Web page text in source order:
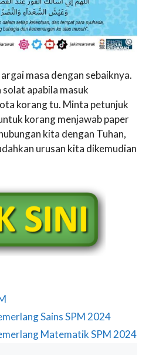
masa dengan sebaiknya.
apabila masuk
korang tu. Minta petunjuk
korang menjawab paper
kita dengan Tuhan,
urusan kita dikemudian
Sains SPM 2024
Matematik SPM 2024